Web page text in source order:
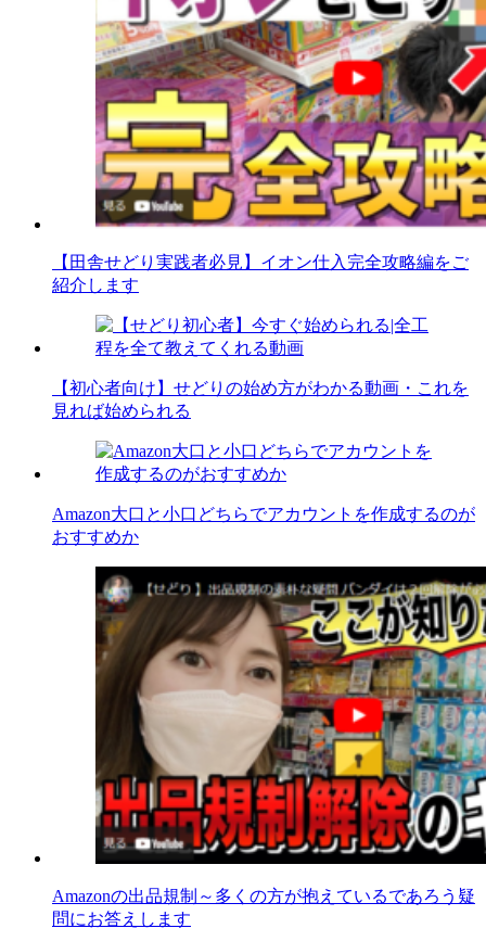
【田舎せどり実践者必見】イオン仕入完全攻略編をご
紹介します
【初心者向け】せどりの始め方がわかる動画・これを
見れば始められる
Amazon大口と小口どちらでアカウントを作成するのが
おすすめか
Amazonの出品規制～多くの方が抱えているであろう疑
問にお答えします